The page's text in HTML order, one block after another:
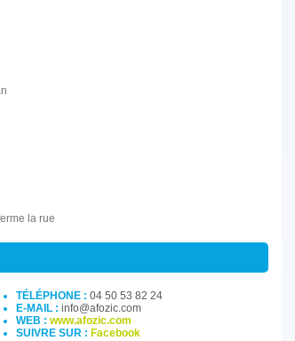
la rue
TÉLÉPHONE : 04 50 53 82 24
E-MAIL : info@afozic.com
WEB : www.afozic.com
SUIVRE SUR : Facebook